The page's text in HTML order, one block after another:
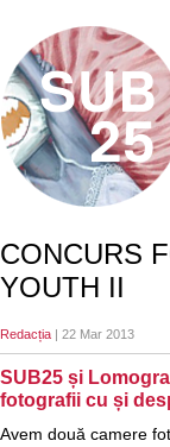
CONCURS
YOUTH II
Redacția | 22 Mar 2013
SUB25 și
fotografii cu și
Avem două camere